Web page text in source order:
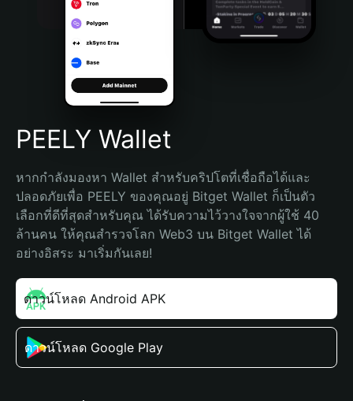
Português (Brasil)
Español (Argentina)
PEELY Wallet
หากกำลังมองหา Wallet สำหรับคริปโตที่เชื่อถือได้และ
ปลอดภัยเพื่อ PEELY ของคุณอยู่ Bitget Wallet ก็เป็นตัว
เลือกที่ดีที่สุดสำหรับคุณ ได้รับความไว้วางใจจากผู้ใช้ 40
ล้านคน ให้คุณสำรวจโลก Web3 บน Bitget Wallet ได้
อย่างอิสระ มาเริ่มกันเลย!
ดาวน์โหลด Android APK
ดาวน์โหลด Google Play